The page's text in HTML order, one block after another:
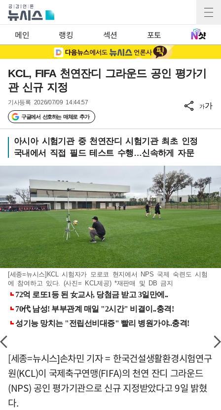
메인 랭킹 섹션 포토
KCL, FIFA 천연잔디 그라운드 공인 평가기
관 신규 지정
기사등록 2026/07/09 14:44:57
구글에서 선호하는 매체로 추가
가가
아시아 시험기관 중 천연잔디 시험기관 최초 인정
국내에서 직접 필드 테스트 수행…신속하게 자문
[세종=뉴시스]KCL 시험자가 모로코 현지에서 NPS 국제 숙련도 시험
에 참여하고 있다. (사진= KCL제공) *재판매 및 DB 금지
[세종=뉴시스]손차민 기자 = 한국건설생활환경시험연구
원(KCL)이 국제축구연맹(FIFA)의 천연 잔디 그라운드
(NPS) 공인 평가기관으로 신규 지정받았다고 9일 밝혔
다.